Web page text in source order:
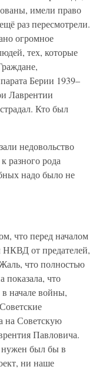
имели право
раз пересмотрели.
огромное
тех, которые
Берии 1939–
Лаврентии
Кто был
недовольство
разного рода
надо было не
что перед началом
от предателей,
что полностью
показала, что
начале войны,
на Советскую
Павловича.
нужен был бы в
ни наше